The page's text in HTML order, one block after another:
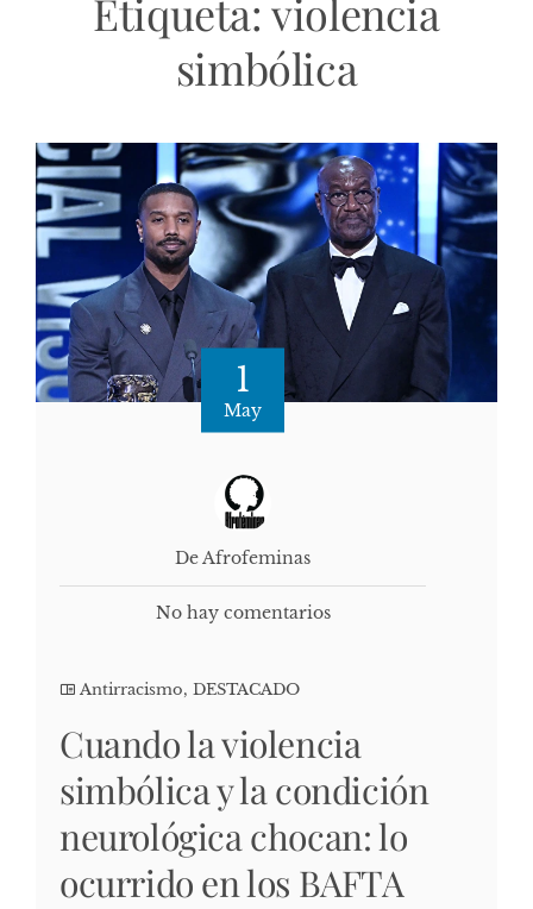
Etiqueta:violencia
simbólica
1
May
De Afrofeminas
No hay comentarios
Antirracismo, DESTACADO
Cuando la violencia
simbólica y la condición
neurológica chocan: lo
ocurrido en los BAFTA